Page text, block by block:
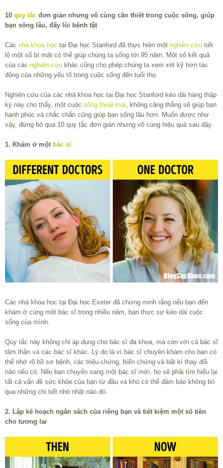
10 quy tắc đơn giản nhưng vô cùng cần thiết trong cuộc sống, giúp
bạn sống lâu, đẩy lùi bệnh tật
Các nhà khoa học tại Đại học Stanford đã thực hiện một nghiên cứu tiết
lộ một số bí mật có thể giúp chúng ta sống tới 95 năm. Một số kết quả
của các nghiên cứu khác cũng cho phép chúng ta xem xét kỹ hơn tác
động của những yếu tố trong cuộc sống đến tuổi thọ.
Nghiên cứu của các nhà khoa học tại Đại học Stanford kéo dài hàng thập
kỷ này cho thấy, một cuộc sống thoải mái, không căng thẳng sẽ giúp bạn
hạnh phúc và chắc chắn cũng giúp bạn sống lâu hơn. Muốn được như
vậy, đừng bỏ qua 10 quy tắc đơn giản nhưng vô cùng hiệu quả sau đây.
1. Khám ở một bác sĩ
Các nhà khoa học tại Đại học Exeter đã chứng minh rằng nếu bạn đến
khám ở cùng một bác sĩ trong nhiều năm, bạn thực sự kéo dài cuộc
sống của mình.
Quy tắc này không chỉ áp dụng cho bác sĩ đa khoa, mà còn với cả bác sĩ
tâm thần và các bác sĩ khác. Lý do là vì bác sĩ chuyên khám cho bạn có
thể nhớ rõ hồ sơ bệnh, các triệu chứng, biến chứng và bất kì thay đổi
nào nếu có. Nếu bạn chuyển sang một bác sĩ mới, họ sẽ phải tìm hiểu lại
tất cả vấn đề sức khỏe của bạn từ đầu và khó có thể đảm bảo không bỏ
qua những chi tiết nhỏ nhặt nào đó.
2. Lập kế hoạch ngân sách của riêng bạn và tiết kiệm một số tiền
cho tương lai